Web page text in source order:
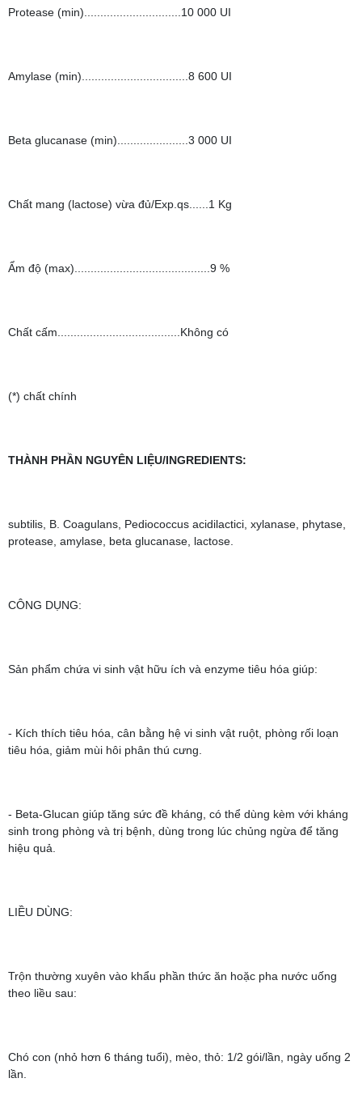
Protease (min)..............................10 000 UI
Amylase (min).................................8 600 UI
Beta glucanase (min)......................3 000 UI
Chất mang (lactose) vừa đủ/Exp.qs......1 Kg
Ẩm độ (max)..........................................9 %
Chất cấm......................................Không có
(*) chất chính
THÀNH PHẦN NGUYÊN LIỆU/INGREDIENTS:
subtilis, B. Coagulans, Pediococcus acidilactici, xylanase, phytase,
protease, amylase, beta glucanase, lactose.
CÔNG DỤNG:
Sản phẩm chứa vi sinh vật hữu ích và enzyme tiêu hóa giúp:
- Kích thích tiêu hóa, cân bằng hệ vi sinh vật ruột, phòng rối loạn
tiêu hóa, giảm mùi hôi phân thú cưng.
- Beta-Glucan giúp tăng sức đề kháng, có thể dùng kèm với kháng
sinh trong phòng và trị bệnh, dùng trong lúc chủng ngừa để tăng
hiệu quả.
LIỀU DÙNG:
Trộn thường xuyên vào khẩu phần thức ăn hoặc pha nước uống
theo liều sau:
Chó con (nhỏ hơn 6 tháng tuổi), mèo, thỏ: 1/2 gói/lần, ngày uống 2
lần.